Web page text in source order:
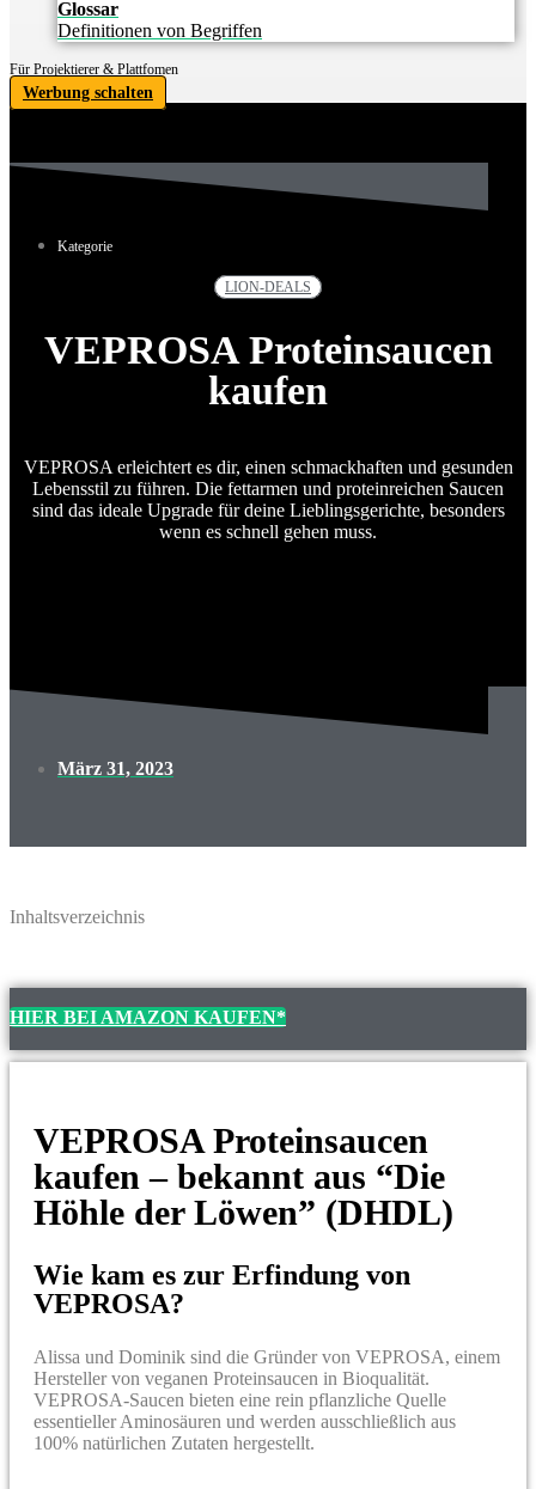
Glossar
Definitionen von Begriffen
Für Projektierer & Plattfomen
Werbung schalten
Kategorie
LION-DEALS
VEPROSA Proteinsaucen
kaufen
VEPROSA erleichtert es dir, einen schmackhaften und gesunden
Lebensstil zu führen. Die fettarmen und proteinreichen Saucen
sind das ideale Upgrade für deine Lieblingsgerichte, besonders
wenn es schnell gehen muss.
März 31, 2023
Inhaltsverzeichnis
HIER BEI AMAZON KAUFEN*
VEPROSA Proteinsaucen
kaufen – bekannt aus “Die
Höhle der Löwen” (DHDL)
Wie kam es zur Erfindung von
VEPROSA?
Alissa und Dominik sind die Gründer von VEPROSA, einem
Hersteller von veganen Proteinsaucen in Bioqualität.
VEPROSA-Saucen bieten eine rein pflanzliche Quelle
essentieller Aminosäuren und werden ausschließlich aus
100% natürlichen Zutaten hergestellt.